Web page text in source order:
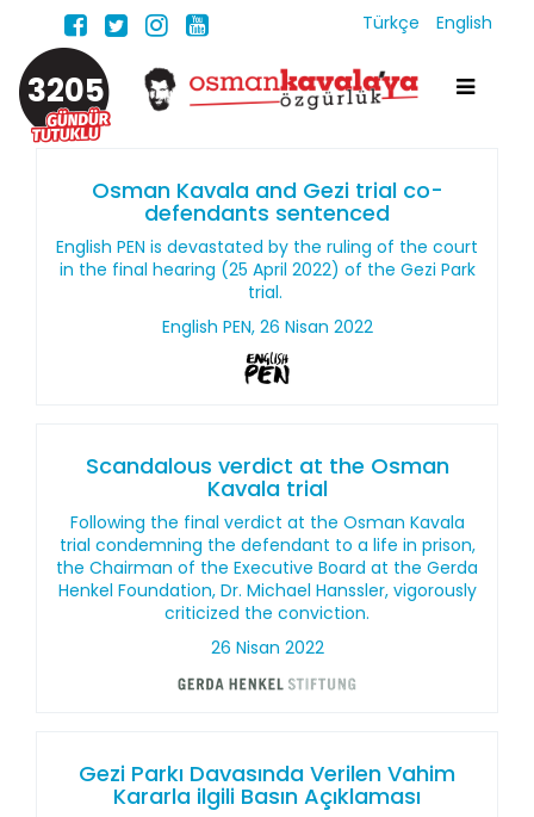
Türkçe English
3205
Osman Kavala and Gezi trial co-
defendants sentenced
English PEN is devastated by the ruling of the court
in the final hearing (25 April 2022) of the Gezi Park
trial.
English PEN, 26 Nisan 2022
Scandalous verdict at the Osman
Kavala trial
Following the final verdict at the Osman Kavala
trial condemning the defendant to a life in prison,
the Chairman of the Executive Board at the Gerda
Henkel Foundation, Dr. Michael Hanssler, vigorously
criticized the conviction.
26 Nisan 2022
Gezi Parkı Davasında Verilen Vahim
Kararla ilgili Basın Açıklaması